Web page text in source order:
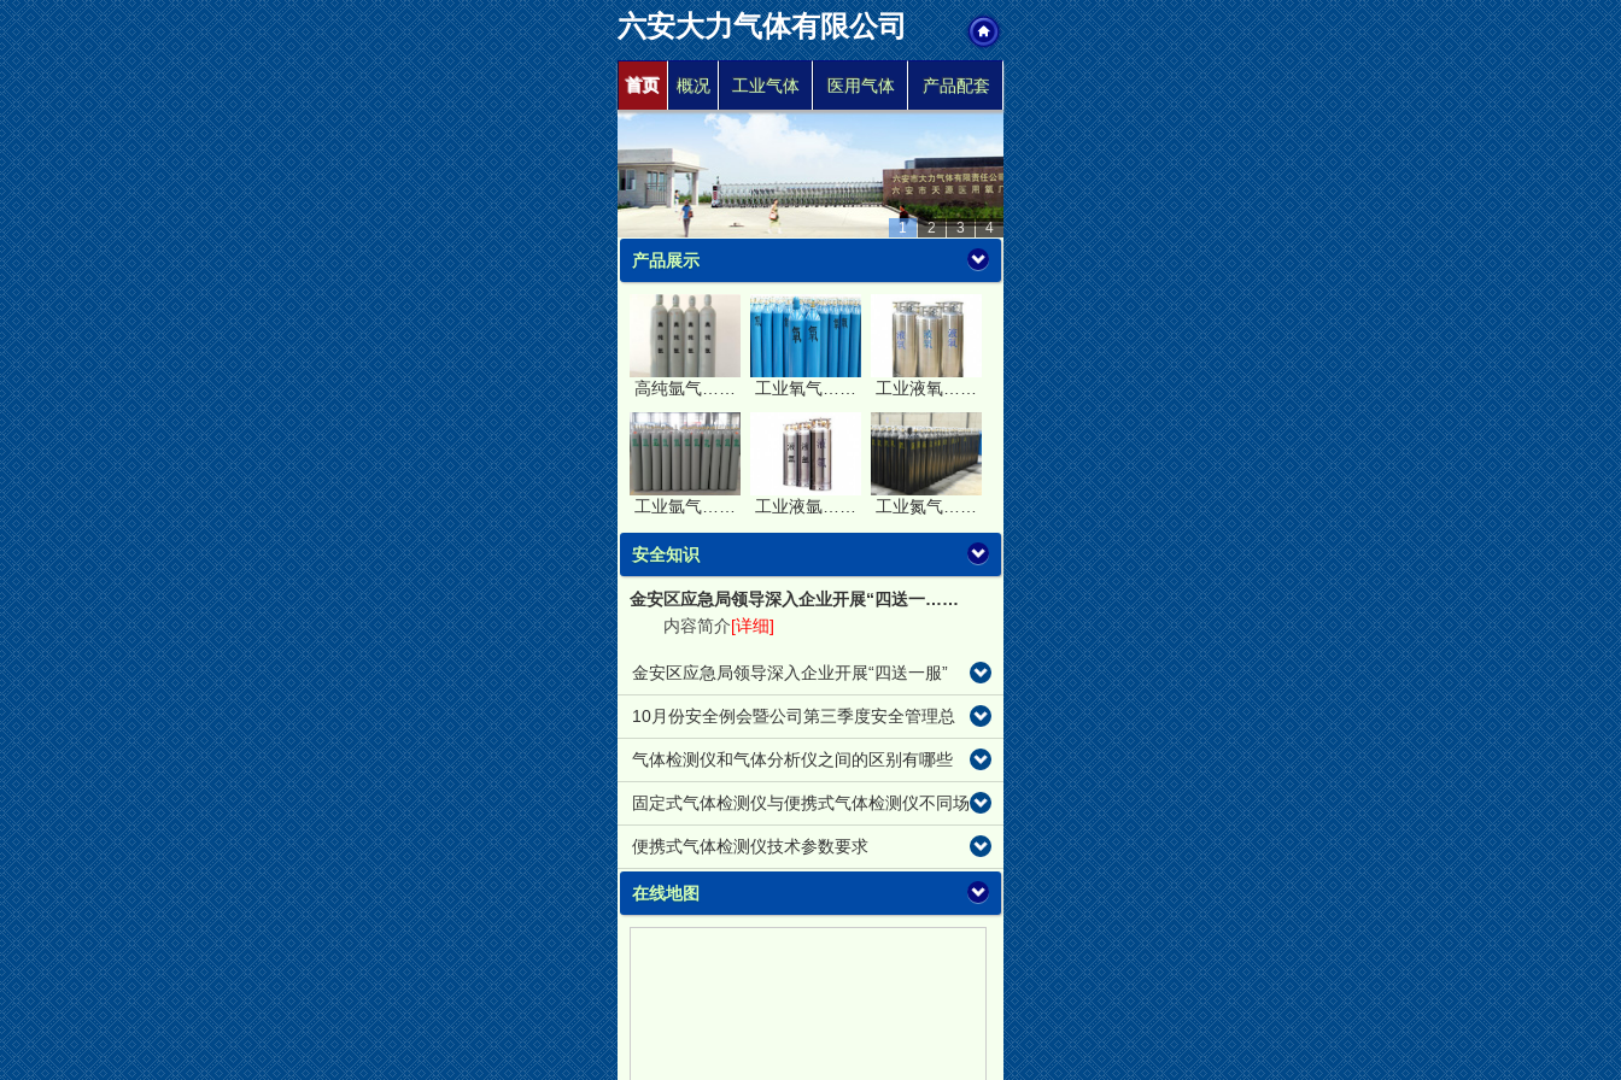
六安大力气体有限公司
首页 概况 工业气体 医用气体 产品配套
1 2 3 4
产品展示
高纯氩气…… 工业氧气…… 工业液氧……
工业氩气…… 工业液氩…… 工业氮气……
安全知识
金安区应急局领导深入企业开展“四送一……
内容简介[详细]
金安区应急局领导深入企业开展“四送一服”
10月份安全例会暨公司第三季度安全管理总
气体检测仪和气体分析仪之间的区别有哪些
固定式气体检测仪与便携式气体检测仪不同场
便携式气体检测仪技术参数要求
在线地图